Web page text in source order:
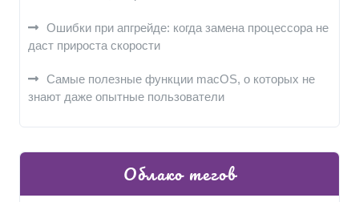
Ошибки при апгрейде: когда замена процессора не
даст прироста скорости
Самые полезные функции macOS, о которых не
знают даже опытные пользователи
Облако тегов